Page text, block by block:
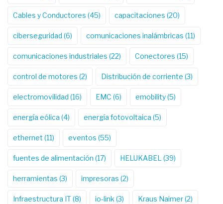
Cables y Conductores (45) capacitaciones (20)
ciberseguridad (6) comunicaciones inalámbricas (11)
comunicaciones industriales (22) Conectores (15)
control de motores (2) Distribución de corriente (3)
electromovilidad (16) EMC (6) emobility(5)
energía eólica (4) energía fotovoltaica (5)
ethernet (11) eventos (55)
fuentes de alimentación (17) HELUKABEL (39)
herramientas (3) impresoras (2)
Infraestructura IT(8) io-link (3) Kraus Naimer(2)